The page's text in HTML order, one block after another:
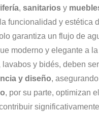
, sanitarios y
funcionalidad y estética
garantiza un flujo de
moderno y elegante a
y bidés, deben
y diseño,
, por su parte, optimizan